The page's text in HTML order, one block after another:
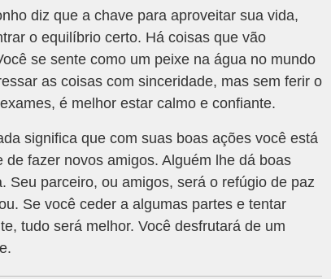
diz que a chave para aproveitar sua vida,
o equilíbrio certo. Há coisas que vão
se sente como um peixe na água no mundo
as coisas com sinceridade, mas sem ferir o
é melhor estar calmo e confiante.
significa que com suas boas ações você está
fazer novos amigos. Alguém lhe dá boas
Seu parceiro, ou amigos, será o refúgio de paz
Se você ceder a algumas partes e tentar
tudo será melhor. Você desfrutará de um